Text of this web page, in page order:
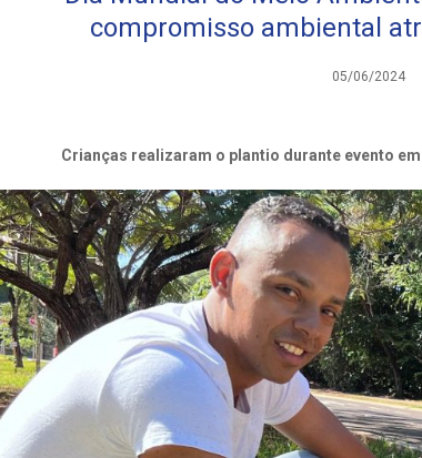
compromisso ambiental
05/06/2024
Crianças realizaram o plantio durante evento